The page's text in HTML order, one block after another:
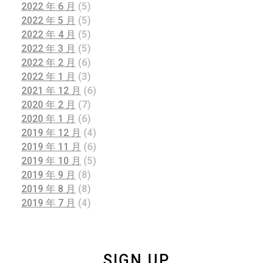
2022 年 6 月 (5)
2022 年 5 月 (5)
2022 年 4 月 (5)
2022 年 3 月 (5)
2022 年 2 月 (6)
2022 年 1 月 (3)
2021 年 12 月 (6)
2020 年 2 月 (7)
2020 年 1 月 (6)
2019 年 12 月 (4)
2019 年 11 月 (6)
2019 年 10 月 (5)
2019 年 9 月 (8)
2019 年 8 月 (8)
2019 年 7 月 (4)